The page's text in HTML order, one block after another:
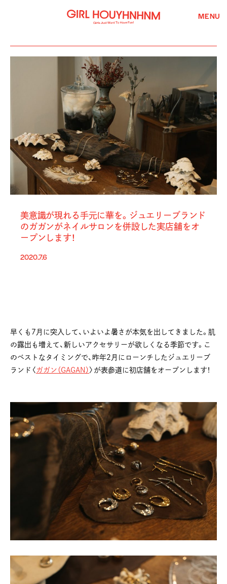
MENU
美意識が現れる手元に華を。ジュエリーブランド
のガガンがネイルサロンを併設した実店舗をオ
ープンします！
2020.7.6
早くも7月に突入して、いよいよ暑さが本気を出してきました。肌
の露出も増えて、新しいアクセサリーが欲しくなる季節です。こ
のベストなタイミングで、昨年2月にローンチしたジュエリーブ
ランド〈 ガガン（GAGAN） 〉が表参道に初店舗をオープンします！